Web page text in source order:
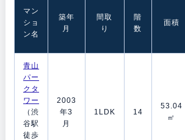
マン
ショ
ン名
築年
月
間取
り
階
数
面積
青山
パー
クタ
ワー
（渋
谷駅
徒歩
2003
年3
月
1LDK 14
53.04
㎡